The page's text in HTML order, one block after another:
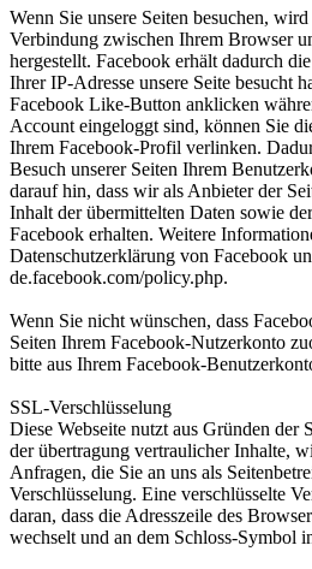
Wenn Sie unsere Seiten besuchen,
Verbindung zwischen Ihrem Browser
hergestellt. Facebook erhält dadurch
Ihrer IP-Adresse unsere Seite besucht
Facebook Like-Button anklicken
Account eingeloggt sind, können Sie
Ihrem Facebook-Profil verlinken.
Besuch unserer Seiten Ihrem
darauf hin, dass wir als Anbieter der
Inhalt der übermittelten Daten sowie
Facebook erhalten. Weitere
Datenschutzerklärung von Facebook
de.facebook.com/policy.php.
Wenn Sie nicht wünschen, dass
Seiten Ihrem Facebook-Nutzerkonto
bitte aus Ihrem Facebook-
SSL-Verschlüsselung
Diese Webseite nutzt aus Gründen der
der übertragung vertraulicher Inhalte,
Anfragen, die Sie an uns als
Verschlüsselung. Eine verschlüsselte
daran, dass die Adresszeile des
wechselt und an dem Schloss-Symbol